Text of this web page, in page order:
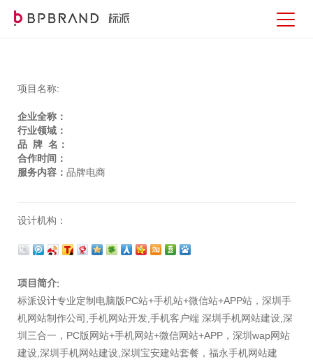
项目名称:
企业全称：
行业领域：
品 牌 名：
合作时间：
服务内容： 品牌电商
设计机构：
项目简介:
标派设计专业定制电脑版PC站+手机站+微信站+APP站，深圳手
机网站制作公司,手机网站开发,手机客户端 深圳手机网站建设,深
圳三合一，PC版网站+手机网站+微信网站+APP，深圳wap网站
建设,深圳手机网站建设,深圳宝安建站套餐，福永手机网站建